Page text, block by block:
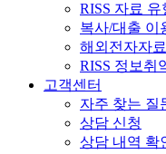
RISS 자료
복사/대출 이
해외전자자
RISS 정보취
고객센터
자주 찾는 질
상담 신청
상담 내역 확